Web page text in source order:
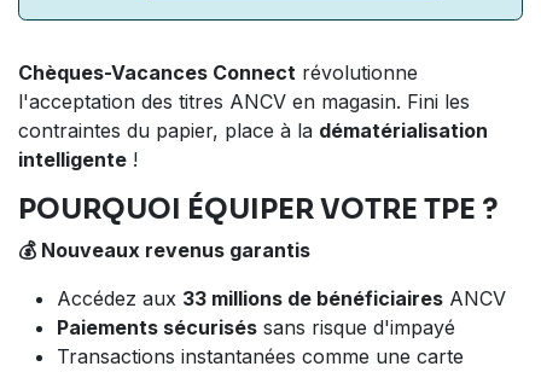
Chèques-Vacances Connect révolutionne
l'acceptation des titres ANCV en magasin. Fini les
contraintes du papier, place à la dématérialisation
intelligente !
POURQUOI ÉQUIPER VOTRE TPE ?
💰 Nouveaux revenus garantis
Accédez aux 33 millions de bénéficiaires ANCV
Paiements sécurisés sans risque d'impayé
Transactions instantanées comme une carte